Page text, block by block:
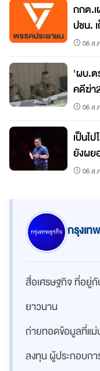
กกต.
ปชน.
06 ส.
'ผบ.ต
คดีฆ่า
06 ส.
เป็นไ
ยังผย
06 ส.
กรุงเท
สื่อเศรษฐกิจ ที่อยู่กั
ยาวนาน
ถ่ายทอดข้อมูลที่แม่
ลงทุน ผู้ประกอบกา